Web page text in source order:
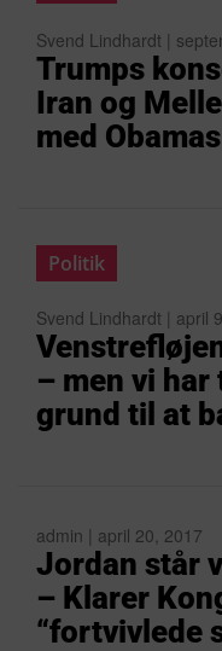
Svend Lindhardt |
Trumps
Iran og
med
Politik
Svend Lindhardt | april
– men vi
grund til at
admin | april 20, 2017
Jordan står
– Klarer
“fortvivlede